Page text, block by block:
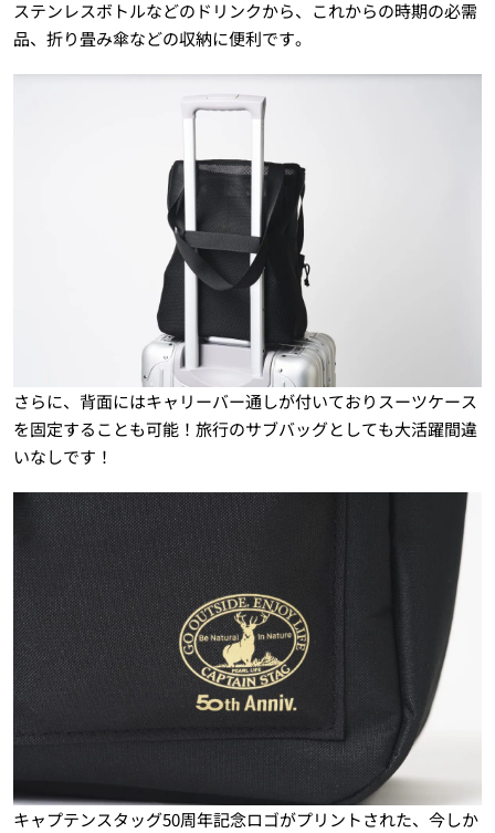
ステンレスボトルなどのドリンクから、これからの時期の必需
品、折り畳み傘などの収納に便利です。
さらに、背面にはキャリーバー通しが付いておりスーツケース
を固定することも可能！旅行のサブバッグとしても大活躍間違
いなしです！
キャプテンスタッグ50周年記念ロゴがプリントされた、今しか